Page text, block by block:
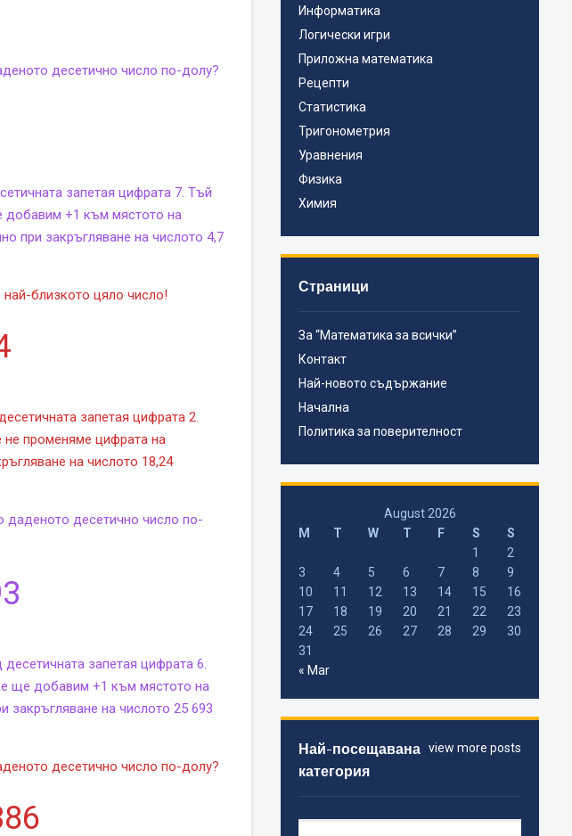
десетично число по-долу?
запетая цифрата 7. Тъй
добавим +1 към мястото на
при закръгляване на числото 4,7
близкото цяло число!
запетая цифрата 2.
не променяме цифрата на
на числото 18,24
даденото десетично число по-
запетая цифрата 6.
ще добавим +1 към мястото на
закръгляване на числото 25 693
десетично число по-долу?
Информатика
Логически игри
Приложна математика
Рецепти
Статистика
Тригонометрия
Уравнения
Физика
Химия
Страници
За “Математика за всички”
Контакт
Най-новото съдържание
Начална
Политика за поверителност
August 2026
M
T W T F S
S
1
2
3
4 5 6 7 8
9
10
11 12 13 14 15
16
17
18 19 20 21 22
23
24
25 26 27 28 29
30
31
« Mar
view more posts
Най-посещавана
категория